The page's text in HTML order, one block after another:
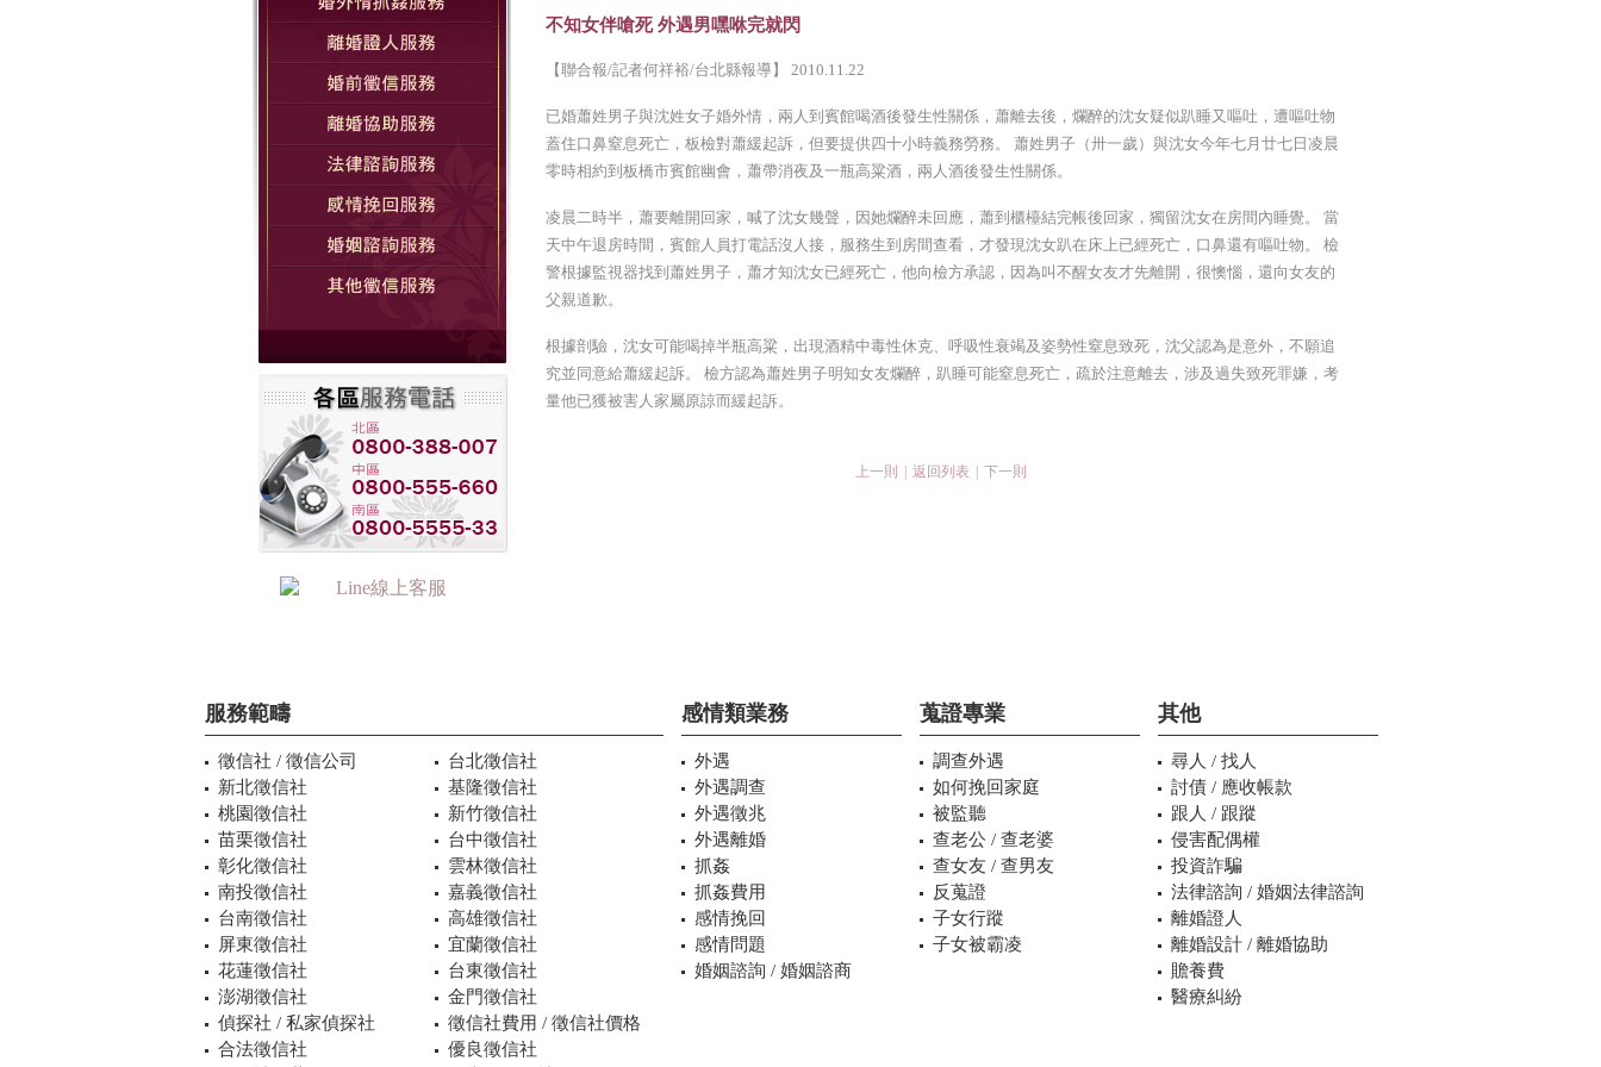
不知女伴嗆死 外遇男嘿咻完就閃
【聯合報/記者何祥裕/台北縣報導】 2010.11.22
已婚蕭姓男子與沈姓女子婚外情，兩人到賓館喝酒後發生性關係，蕭離去後，爛醉的沈女疑似趴睡又嘔吐，遭嘔吐物
蓋住口鼻窒息死亡，板檢對蕭緩起訴，但要提供四十小時義務勞務。 蕭姓男子（卅一歲）與沈女今年七月廿七日凌晨
零時相約到板橋市賓館幽會，蕭帶消夜及一瓶高粱酒，兩人酒後發生性關係。
凌晨二時半，蕭要離開回家，喊了沈女幾聲，因她爛醉未回應，蕭到櫃檯結完帳後回家，獨留沈女在房間內睡覺。 當
天中午退房時間，賓館人員打電話沒人接，服務生到房間查看，才發現沈女趴在床上已經死亡，口鼻還有嘔吐物。 檢
警根據監視器找到蕭姓男子，蕭才知沈女已經死亡，他向檢方承認，因為叫不醒女友才先離開，很懊惱，還向女友的
父親道歉。
根據剖驗，沈女可能喝掉半瓶高粱，出現酒精中毒性休克、呼吸性衰竭及姿勢性窒息致死，沈父認為是意外，不願追
究並同意給蕭緩起訴。 檢方認為蕭姓男子明知女友爛醉，趴睡可能窒息死亡，疏於注意離去，涉及過失致死罪嫌，考
量他已獲被害人家屬原諒而緩起訴。
上一則 返回列表 下一則
服務範疇
徵信社 / 徵信公司
台北徵信社
新北徵信社
基隆徵信社
桃園徵信社
新竹徵信社
苗栗徵信社
台中徵信社
彰化徵信社
雲林徵信社
南投徵信社
嘉義徵信社
台南徵信社
高雄徵信社
屏東徵信社
宜蘭徵信社
花蓮徵信社
台東徵信社
澎湖徵信社
金門徵信社
偵探社 / 私家偵探社
徵信社費用 / 徵信社價格
合法徵信社
優良徵信社
感情類業務
外遇
外遇調查
外遇徵兆
外遇離婚
抓姦
抓姦費用
感情挽回
感情問題
婚姻諮詢 / 婚姻諮商
蒐證專業
調查外遇
如何挽回家庭
被監聽
查老公 / 查老婆
查女友 / 查男友
反蒐證
子女行蹤
子女被霸凌
其他
尋人 / 找人
討債 / 應收帳款
跟人 / 跟蹤
侵害配偶權
投資詐騙
法律諮詢 / 婚姻法律諮詢
離婚證人
離婚設計 / 離婚協助
贍養費
醫療糾紛